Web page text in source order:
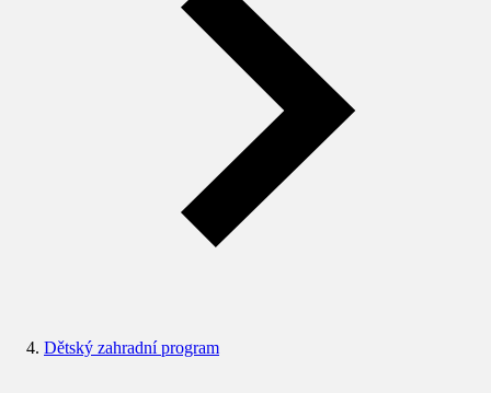
Dětský zahradní program